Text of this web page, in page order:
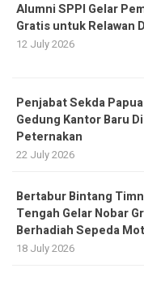
Alumni SPPI Gelar
Gratis untuk Relawan
12 July 2026
Penjabat Sekda
Gedung Kantor Baru
Peternakan
22 July 2026
Bertabur Bintang
Tengah Gelar Nobar
Berhadiah Sepeda
18 July 2026